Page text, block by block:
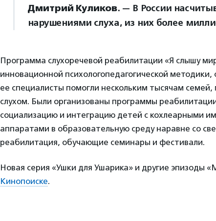
Дмитрий Куликов. — В России
нарушениями слуха, из них более
Программа слухоречевой реабилитации «Я слышу
инновационной психологопедагогической методики,
ее специалисты помогли нескольким тысячам
слухом. Были организованы программы
социализацию и интеграцию детей с кохлеарными
аппаратами в образовательную среду наравне со
реабилитация, обучающие семинары и фестивали.
Новая серия «Ушки для Ушарика» и другие эпизоды
Кинопоиске.